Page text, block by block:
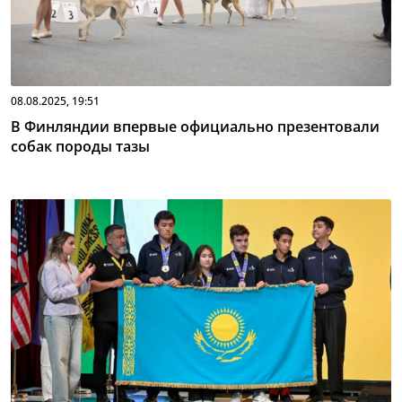
08.08.2025, 19:51
В Финляндии впервые официально презентовали
собак породы тазы